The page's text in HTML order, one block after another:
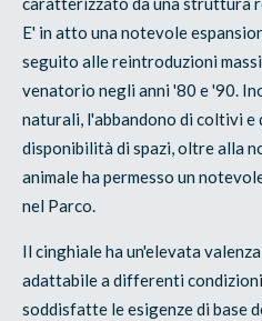
E' in atto una notevole
seguito alle reintroduzioni
venatorio negli anni '80 e '90.
naturali, l'abbandono di coltivi e
disponibilità di spazi, oltre alla
animale ha permesso un
nel Parco.
Il cinghiale ha un'elevata
adattabile a differenti
soddisfatte le esigenze di base